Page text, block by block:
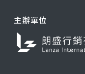
主辦單位